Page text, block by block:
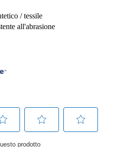
/ tessile
all'abrasione